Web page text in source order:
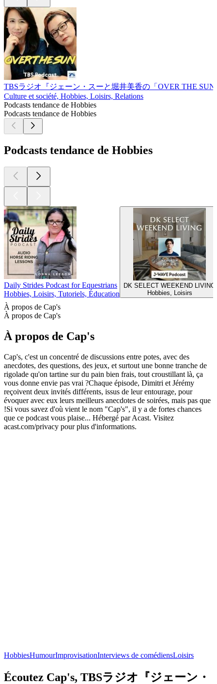
TBSラジオ『ジェーン・スーと堀井美香の「OVER THE SUN
Culture et société, Hobbies, Loisirs, Relations
Podcasts tendance de Hobbies
Podcasts tendance de Hobbies
Podcasts tendance de Hobbies
Daily Strides Podcast for Equestrians
Hobbies, Loisirs, Tutoriels, Éducation
DK SELECT WEEKEND LIVING
Hobbies, Loisirs
À propos de Cap's
À propos de Cap's
À propos de Cap's
Cap's, c'est un concentré de discussions entre potes, avec des
anecdotes, des questions, des jeux, et surtout une bonne tranche de
rigolade qu'on tartine sur du pain bien frais, tout croustillant là, ça
vous donne envie pas vrai ?Chaque épisode, Dimitri et Jérémy
reçoivent deux invités différents, issus de leur entourage, pour
évoquer avec eux leurs meilleurs anecdotes de soirées, mais pas que
!Si vous savez d'où vient le nom "Cap's", il y a de fortes chances
que ce podcast vous plaise... Hébergé par Acast. Visitez
acast.com/privacy pour plus d'informations.
HobbiesHumourImprovisationInterviews de comédiensLoisirs
Écoutez Cap's, TBSラジオ『ジェーン・